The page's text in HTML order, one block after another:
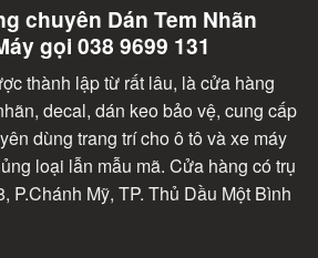
chuyên Dán Tem Nhãn
gọi 038 9699 131
thành lập từ rất lâu, là cửa hàng
decal, dán keo bảo vệ, cung cấp
dùng trang trí cho ô tô và xe máy
loại lẫn mẫu mã. Cửa hàng có trụ
P.Chánh Mỹ, TP. Thủ Dầu Một Bình